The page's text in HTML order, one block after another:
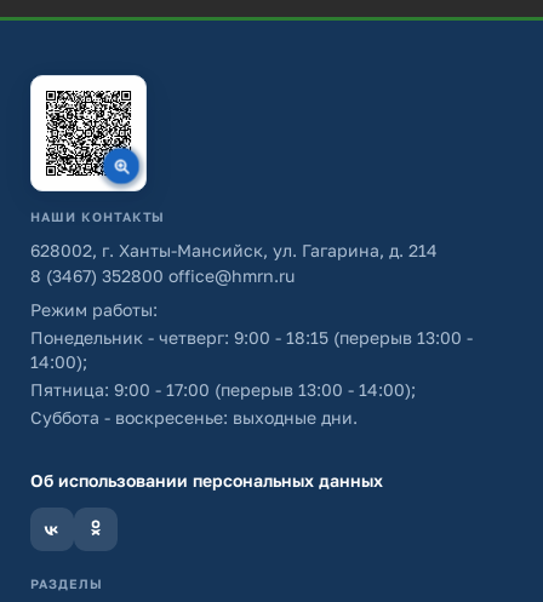
НАШИ КОНТАКТЫ
628002, г. Ханты-Мансийск, ул. Гагарина, д. 214
8 (3467) 352800 office@hmrn.ru
Режим работы:
Понедельник - четверг: 9:00 - 18:15 (перерыв 13:00 -
14:00);
Пятница: 9:00 - 17:00 (перерыв 13:00 - 14:00);
Суббота - воскресенье: выходные дни.
Об использовании персональных данных
РАЗДЕЛЫ